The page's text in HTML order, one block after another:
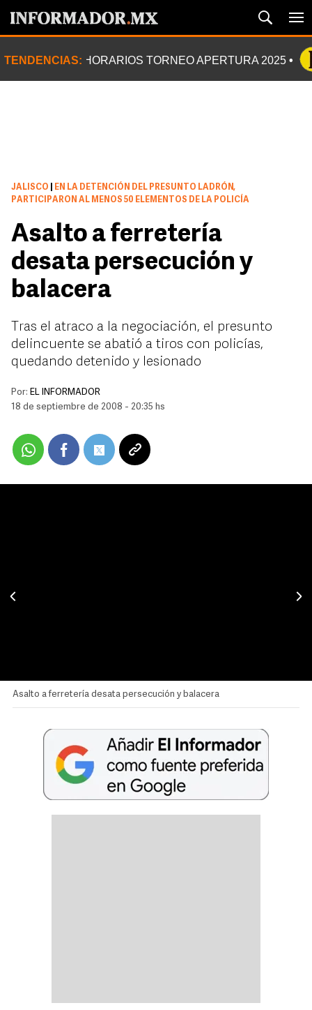
TENDENCIAS: HORARIOS TORNEO APERTURA 2025
JALISCO
EN LA DETENCIÓN DEL PRESUNTO LADRÓN,
PARTICIPARON AL MENOS 50 ELEMENTOS DE LA POLICÍA
Asalto a ferretería
desata persecución y
balacera
Tras el atraco a la negociación, el presunto
delincuente se abatió a tiros con policías,
quedando detenido y lesionado
Por: EL INFORMADOR
18 de septiembre de 2008 - 20:35 hs
Asalto a ferretería desata persecución y balacera